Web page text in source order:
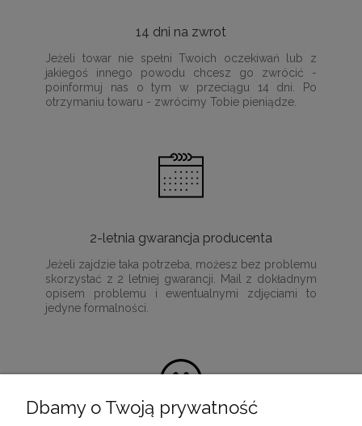
14 dni na zwrot
Jeżeli towar nie spełni Twoich oczekiwań lub z
jakiegoś innego powodu chcesz go zwrócić -
poinformuj nas o tym w przeciągu 14 dni. Po
otrzymaniu towaru - zwrócimy Tobie pieniądze.
2-letnia gwarancja producenta
Jeżeli zajdzie taka potrzeba, możesz bez problemu
skorzystać z 2 letniej gwarancji. Mail z dokładnym
opisem problemu i ewentualnymi zdjęciami to
jedyne formalności.
Dbamy o Twoją prywatność